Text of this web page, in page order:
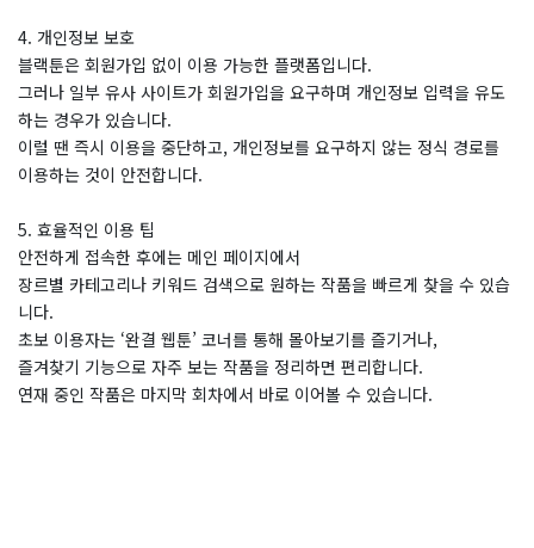
4. 개인정보 보호
블랙툰은 회원가입 없이 이용 가능한 플랫폼입니다.
그러나 일부 유사 사이트가 회원가입을 요구하며 개인정보 입력을 유도
하는 경우가 있습니다.
이럴 땐 즉시 이용을 중단하고, 개인정보를 요구하지 않는 정식 경로를
이용하는 것이 안전합니다.
5. 효율적인 이용 팁
안전하게 접속한 후에는 메인 페이지에서
장르별 카테고리나 키워드 검색으로 원하는 작품을 빠르게 찾을 수 있습
니다.
초보 이용자는 ‘완결 웹툰’ 코너를 통해 몰아보기를 즐기거나,
즐겨찾기 기능으로 자주 보는 작품을 정리하면 편리합니다.
연재 중인 작품은 마지막 회차에서 바로 이어볼 수 있습니다.